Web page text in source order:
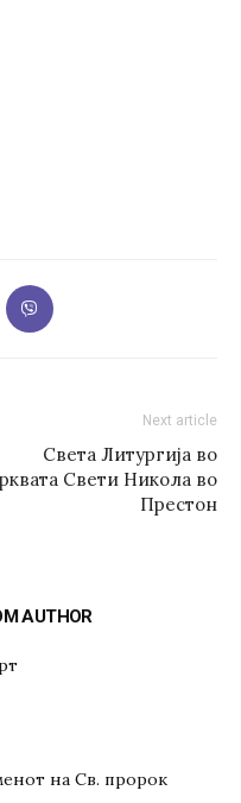
Next article
Света Литургија во
Свети Никола во
Престон
AUTHOR
на Св. пророк